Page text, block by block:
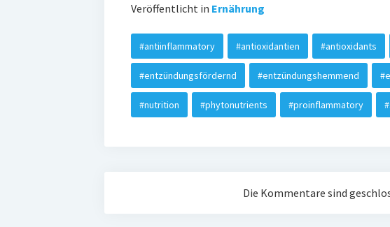
Veröffentlicht in Ernährung
#antiinflammatory #antioxidantien #antioxidants
#entzündungsfördernd #entzündungshemmend
#nutrition #phytonutrients #proinflammatory
Die Kommentare sind